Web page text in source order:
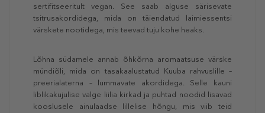
sertifitseeritult vegan. See saab alguse särisevate
tsitrusakordidega, mida on täiendatud laimiessentsi
värskete nootidega, mis teevad tuju kohe heaks.
Lõhna südamele annab õhkõrna aromaatsuse värske
mündiõli, mida on tasakaalustatud Kuuba rahvuslille –
preerialaterna – lummavate akordidega. Selle kauni
liblikakujulise valge liilia kirkad ja puhtad noodid lisavad
kooslusele ainulaadse lillelise hõngu, mis viib teid